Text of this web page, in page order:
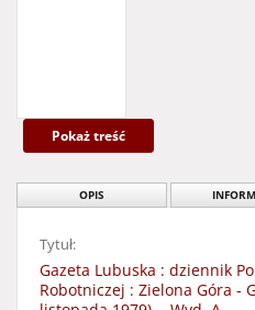
Pokaż treść
OPIS
Tytuł:
Gazeta Lubuska : dziennik
Robotniczej : Zielona Góra -